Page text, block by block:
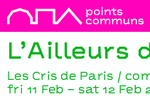
L’Ailleurs
Les Cris de Paris /
fri 11 Feb – sat 12 Feb